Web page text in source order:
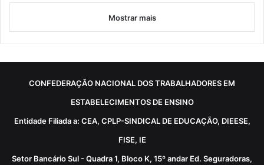
Mostrar mais
CONFEDERAÇÃO NACIONAL DOS TRABALHADORES EM
ESTABELECIMENTOS DE ENSINO
Entidade Filiada a: CEA, CPLP-SINDICAL DE EDUCAÇÃO, DIEESE,
FISE, IE
Setor Bancário Sul - Quadra 1, Bloco K, 15º andar Ed. Seguradoras,